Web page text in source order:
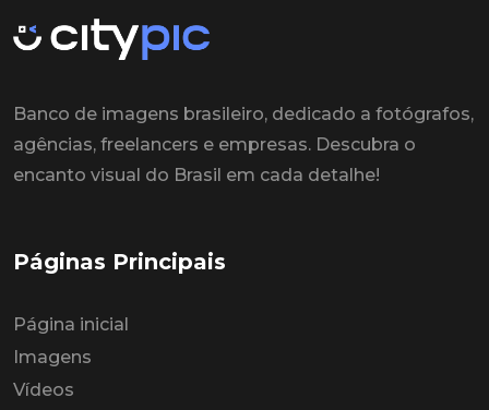
Banco de imagens brasileiro, dedicado a fotógrafos,
agências, freelancers e empresas. Descubra o
encanto visual do Brasil em cada detalhe!
Páginas Principais
Página inicial
Imagens
Vídeos